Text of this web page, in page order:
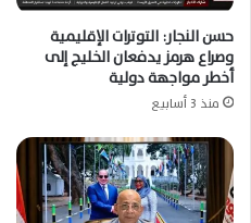
حسن النجار: التوترات الإقليمية
وصراع هرمز يدفعان الخليج إلى
أخطر مواجهة دولية
منذ 3 أسابيع